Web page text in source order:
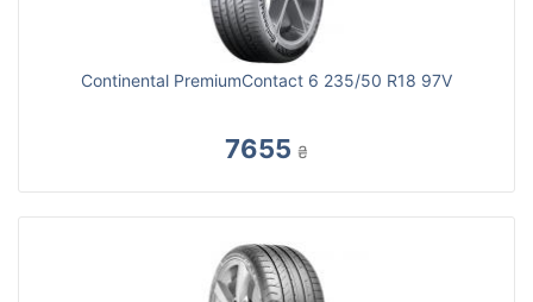
Continental PremiumContact 6 235/50 R18 97V
7655 ₴